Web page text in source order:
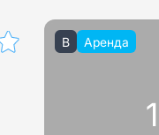
B Аренда